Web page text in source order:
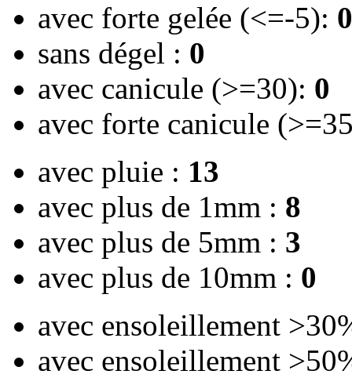
avec forte gelée (<=-5): 0
sans dégel : 0
avec canicule (>=30): 0
avec forte canicule
avec pluie : 13
avec plus de 1mm : 8
avec plus de 5mm : 3
avec plus de 10mm : 0
avec ensoleillement
avec ensoleillement